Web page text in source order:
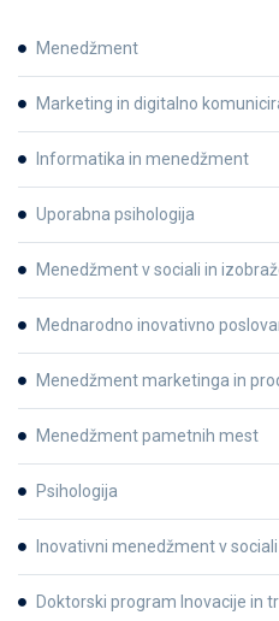
Menedžment
Marketing in digitalno
Informatika in menedžment
Uporabna psihologija
Menedžment v sociali in
Mednarodno inovativno
Menedžment marketinga in
Menedžment pametnih mest
Psihologija
Inovativni menedžment v
Doktorski program Inovacije in